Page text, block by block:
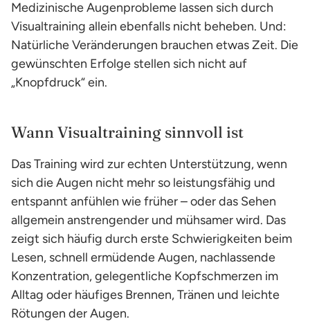
Medizinische Augenprobleme lassen sich durch
Visualtraining allein ebenfalls nicht beheben. Und:
Natürliche Veränderungen brauchen etwas Zeit. Die
gewünschten Erfolge stellen sich nicht auf
„Knopfdruck“ ein.
Wann Visualtraining sinnvoll ist
Das Training wird zur echten Unterstützung, wenn
sich die Augen nicht mehr so leistungsfähig und
entspannt anfühlen wie früher – oder das Sehen
allgemein anstrengender und mühsamer wird. Das
zeigt sich häufig durch erste Schwierigkeiten beim
Lesen, schnell ermüdende Augen, nachlassende
Konzentration, gelegentliche Kopfschmerzen im
Alltag oder häufiges Brennen, Tränen und leichte
Rötungen der Augen.